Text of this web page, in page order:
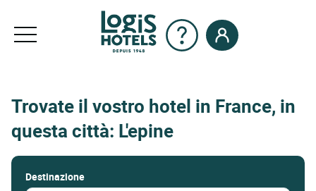
Trovate il vostro hotel in France, in
questa città: L'epine
Destinazione